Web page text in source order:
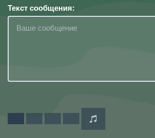
Текст сообщения: